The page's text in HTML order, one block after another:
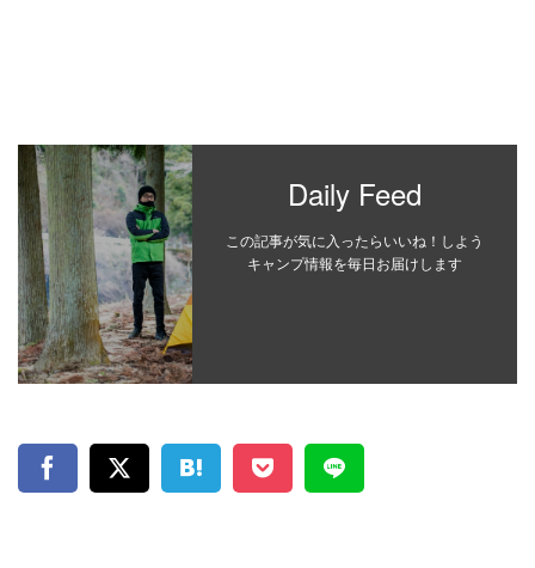
Daily Feed
この記事が気に入ったらいいね！しよう
キャンプ情報を毎日お届けします